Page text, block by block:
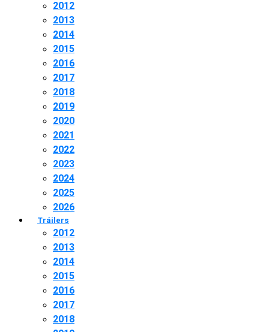
2012
2013
2014
2015
2016
2017
2018
2019
2020
2021
2022
2023
2024
2025
2026
Tráilers
2012
2013
2014
2015
2016
2017
2018